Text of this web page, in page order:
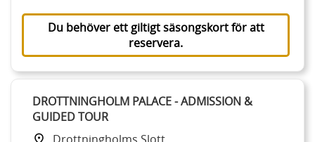
Du behöver ett giltigt säsongskort för att
reservera.
DROTTNINGHOLM PALACE - ADMISSION &
GUIDED TOUR
Drottningholms Slott